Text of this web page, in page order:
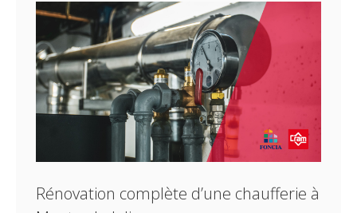
Rénovation complète d’une chaufferie à